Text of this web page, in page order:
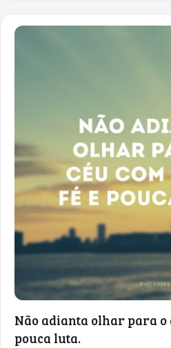
Não adianta olhar para o
pouca luta.